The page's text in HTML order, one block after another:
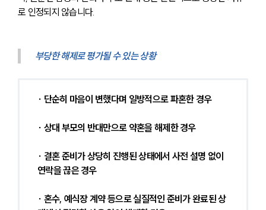
로 인정되지 않습니다.
부당한 해제로 평가될 수 있는 상황
∙ 단순히 마음이 변했다며 일방적으로 파혼한 경우
∙ 상대 부모의 반대만으로 약혼을 해제한 경우
∙ 결혼 준비가 상당히 진행된 상태에서 사전 설명 없이
연락을 끊은 경우
∙ 혼수, 예식장 계약 등으로 실질적인 준비가 완료된 상